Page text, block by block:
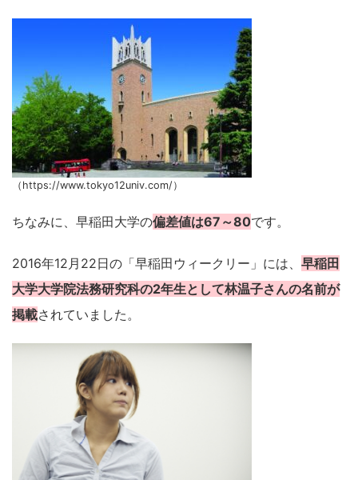
（https://www.tokyo12univ.com/）
ちなみに、早稲田大学の偏差値は67～80です。
2016年12月22日の「早稲田ウィークリー」には、 早稲田
大学大学院法務研究科の2年生として林温子さんの名前が
掲載されていました。